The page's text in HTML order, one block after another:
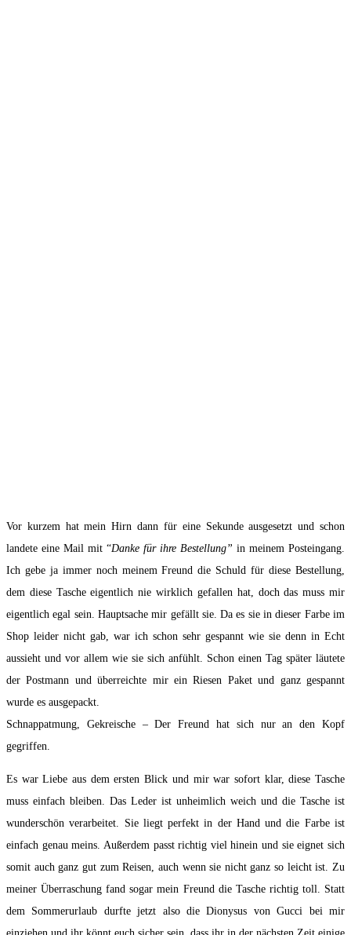
Vor kurzem hat mein Hirn dann für eine Sekunde ausgesetzt und schon
landete eine Mail mit “Danke für ihre Bestellung” in meinem Posteingang.
Ich gebe ja immer noch meinem Freund die Schuld für diese Bestellung,
dem diese Tasche eigentlich nie wirklich gefallen hat, doch das muss mir
eigentlich egal sein. Hauptsache mir gefällt sie. Da es sie in dieser Farbe im
Shop leider nicht gab, war ich schon sehr gespannt wie sie denn in Echt
aussieht und vor allem wie sie sich anfühlt. Schon einen Tag später läutete
der Postmann und überreichte mir ein Riesen Paket und ganz gespannt
wurde es ausgepackt.
Schnappatmung, Gekreische – Der Freund hat sich nur an den Kopf
gegriffen.
Es war Liebe aus dem ersten Blick und mir war sofort klar, diese Tasche
muss einfach bleiben. Das Leder ist unheimlich weich und die Tasche ist
wunderschön verarbeitet. Sie liegt perfekt in der Hand und die Farbe ist
einfach genau meins. Außerdem passt richtig viel hinein und sie eignet sich
somit auch ganz gut zum Reisen, auch wenn sie nicht ganz so leicht ist. Zu
meiner Überraschung fand sogar mein Freund die Tasche richtig toll. Statt
dem Sommerurlaub durfte jetzt also die Dionysus von Gucci bei mir